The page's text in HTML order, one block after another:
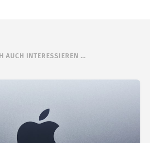
AUCH INTERESSIEREN …